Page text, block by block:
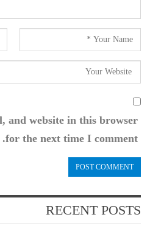
and website in this browser
for the next time I comment.
RECENT POSTS